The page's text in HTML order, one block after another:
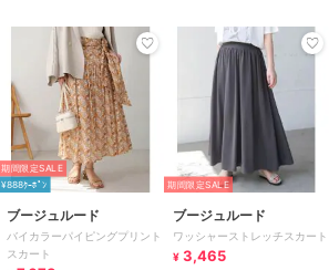
期間限定SALE
¥888ｸｰﾎﾟﾝ
ブージュルード
バイカラーパイピングプリント
スカート
期間限定SALE
ブージュルード
ワッシャーストレッチスカート
¥ 3,465